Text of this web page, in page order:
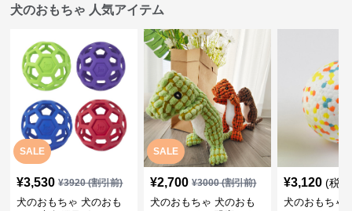
犬のおもちゃ 人気アイテム
SALE
¥3,530 ¥3920(割引前)
犬のおもちゃ 犬のおも
SALE
¥2,700 ¥3000(割引前)
犬のおもちゃ 犬のおも
¥3,120 (税
犬のおもちゃ